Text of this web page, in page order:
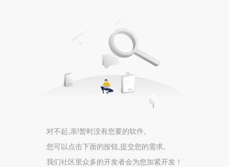
对不起,亲!暂时没有您要的软件,
您可以点击下面的按钮,提交您的需求,
我们社区里众多的开发者会为您加紧开发！